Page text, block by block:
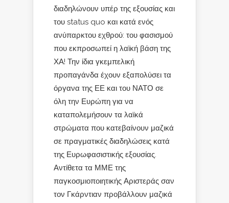
διαδηλώνουν υπέρ της εξουσίας και
του status quo και κατά ενός
ανύπαρκτου εχθρού: του φασισμού
που εκπροσωπεί η λαϊκή βάση της
ΧΑ! Την ίδια γκεμπελική
προπαγάνδα έχουν εξαπολύσει τα
όργανα της ΕΕ και του ΝΑΤΟ σε
όλη την Ευρώπη για να
καταπολεμήσουν τα λαϊκά
στρώματα που κατεβαίνουν μαζικά
σε πραγματικές διαδηλώσεις κατά
της Ευρωφασιστικής εξουσίας.
Αντίθετα τα ΜΜΕ της
παγκοσμιοποιητικής Αριστεράς σαν
τον Γκάρντιαν προβάλλουν μαζικά